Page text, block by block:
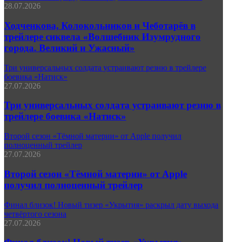
28.07.2026
Ходченкова, Колокольников и Чеботарёв в
трейлере сиквела «Волшебник Изумрудного
города. Великий и Ужасный»
Три универсальных солдата устраивают резню в трейлере
боевика «Натиск»
27.07.2026
Три универсальных солдата устраивают резню в
трейлере боевика «Натиск»
Второй сезон «Тёмной материи» от Apple получил
полноценный трейлер
27.07.2026
Второй сезон «Тёмной материи» от Apple
получил полноценный трейлер
Финал близок! Новый тизер «Укрытия» раскрыл дату выхода
четвёртого сезона
27.07.2026